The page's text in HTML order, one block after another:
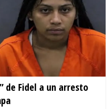
de Fidel a un arresto